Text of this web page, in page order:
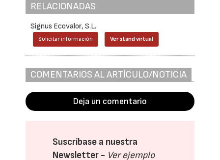
RELACIONADAS
Signus Ecovalor, S.L.
Solicitar información Ver stand virtual
COMENTARIOS AL ARTÍCULO/NOTICIA
Deja un comentario
Suscríbase a nuestra
Newsletter - Ver ejemplo